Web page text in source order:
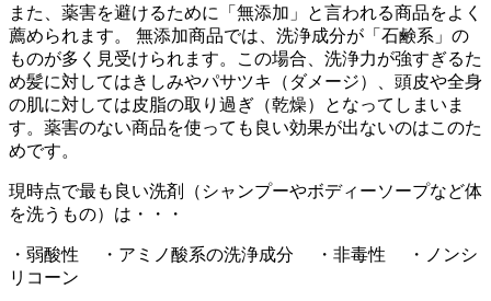
また、薬害を避けるために「無添加」と言われる商品をよく
薦められます。 無添加商品では、洗浄成分が「石鹸系」の
ものが多く見受けられます。この場合、洗浄力が強すぎるた
め髪に対してはきしみやパサツキ（ダメージ）、頭皮や全身
の肌に対しては皮脂の取り過ぎ（乾燥）となってしまいま
す。薬害のない商品を使っても良い効果が出ないのはこのた
めです。
現時点で最も良い洗剤（シャンプーやボディーソープなど体
を洗うもの）は・・・
・弱酸性 ・アミノ酸系の洗浄成分 ・非毒性 ・ノンシ
リコーン